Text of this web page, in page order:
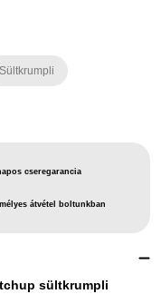
Sültkrumpli
cseregarancia
átvétel boltunkban
sültkrumpli